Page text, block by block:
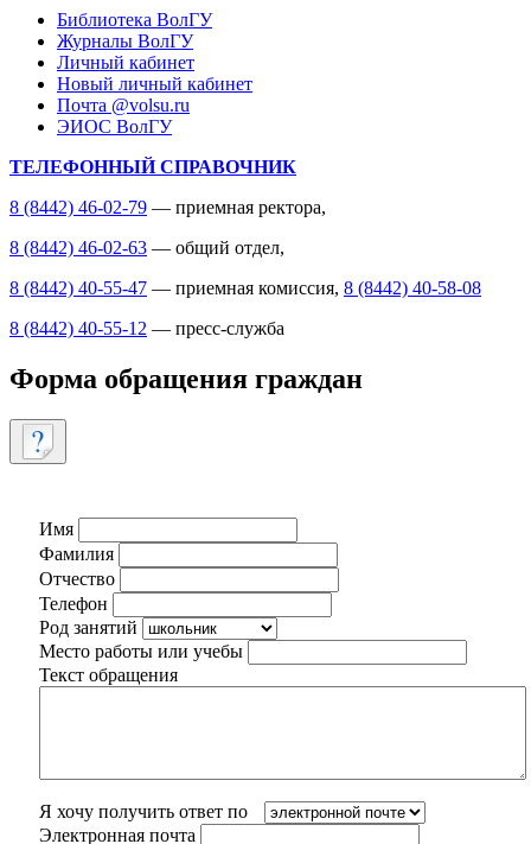
Библиотека ВолГУ
Журналы ВолГУ
Личный кабинет
Новый личный кабинет
Почта @volsu.ru
ЭИОС ВолГУ
ТЕЛЕФОННЫЙ СПРАВОЧНИК
8 (8442) 46-02-79 — приемная ректора,
8 (8442) 46-02-63 — общий отдел,
8 (8442) 40-55-47 — приемная комиссия, 8 (8442) 40-58-08
8 (8442) 40-55-12 — пресс-служба
Форма обращения граждан
Имя
Фамилия
Отчество
Телефон
Род занятий
Место работы или учебы
Текст обращения
Я хочу получить ответ по
Электронная почта